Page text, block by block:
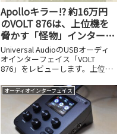
Apolloキラー!? 約16万円
のVOLT 876は、上位機を
脅かす「怪物」インターフ
ェイスだった
Universal AudioのUSBオーディ
オインターフェイス「VOLT
876」をレビューします。上位モ
約16万円という価格とともに検
証しました。
オーディオインターフェイス